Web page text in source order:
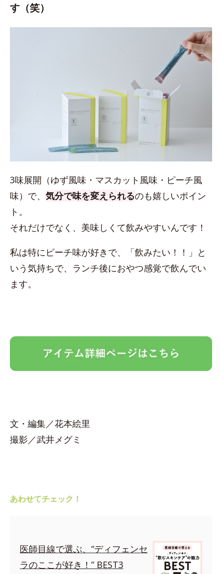
す（笑）
3味展開（ゆず風味・マスカット風味・ピーチ風
味）で、 気分で味を変えられるのも嬉しいポイン
ト。
それだけでなく、美味しくて飲みやすいんです！
私は特にピーチ味が好きで、「飲みたい！！」と
いう気持ちで、ランチ後におやつ感覚で飲んでい
ます。
文・編集／花本絵里
撮影／武井メグミ
あわせてチェック！
医師目線で選ぶ、“ディフェンセ
ラのここが好き！” BEST3